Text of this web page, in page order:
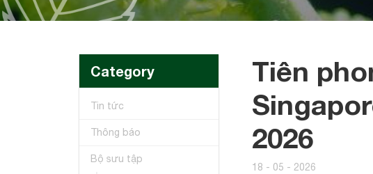
Category
Tin tức
Thông báo
Bộ sưu tập
Tiên
2026
18 - 05 - 2026